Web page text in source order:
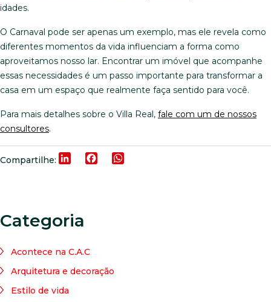
idades.
O Carnaval pode ser apenas um exemplo, mas ele revela como
diferentes momentos da vida influenciam a forma como
aproveitamos nosso lar. Encontrar um imóvel que acompanhe
essas necessidades é um passo importante para transformar a
casa em um espaço que realmente faça sentido para você.
Para mais detalhes sobre o Villa Real, fale com um de nossos
consultores.
Compartilhe: LinkedInFacebook
Categoria
Acontece na C.A.C
Arquitetura e decoração
Estilo de vida